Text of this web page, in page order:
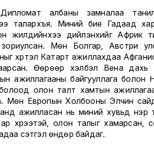
албаны замналаа
талархъя. Миний бие Гадаад
жилүүдийнхээ дийлэнхийг Африк
зориулсан. Мөн Болгар, Австри
хүртэл Катарт ажиллахдаа
Өөрөөр хэлбэл Вена дахь
ажиллагааны байгууллага
олон талт хамтын
Мөн Европын Холбооны Элчин
ажилласан нь миний хувьд нэр
хүрээтэй, олон талыг хамарсан,
сэтгэл өндөр байдаг.